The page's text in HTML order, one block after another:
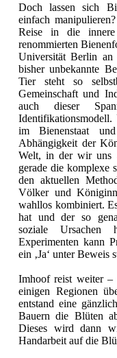
Doch lassen sich
einfach
Reise in die innere
renommierten
Universität Berlin
bisher unbekannte
Tier steht so
Gemeinschaft und
auch dieser
Identifikationsmodell.
im Bienenstaat
Abhängigkeit der
Welt, in der wir uns
gerade die komplexe
den aktuellen
Völker und
wahllos kombiniert.
hat und der so
soziale Ursachen
Experimenten kann
ein ‚Ja‘ unter Beweis
Imhoof reist weiter
einigen Regionen
entstand eine
Bauern die Blüten
Dieses wird dann
Handarbeit auf die